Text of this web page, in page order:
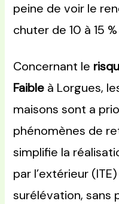
peine de voir le
chuter de 10 à 15
Concernant le
Faible à Lorgues,
maisons sont a
phénomènes de
simplifie la
par l’extérieur
surélévation, sans